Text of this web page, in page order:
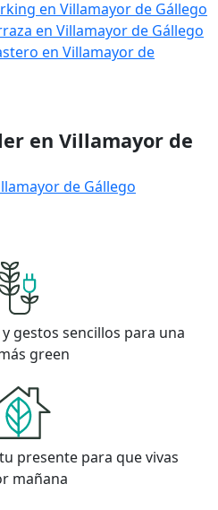
en Villamayor de Gállego
en Villamayor de Gállego
en Villamayor de
en Villamayor de
de Gállego
gestos sencillos para una
green
presente para que vivas
mañana